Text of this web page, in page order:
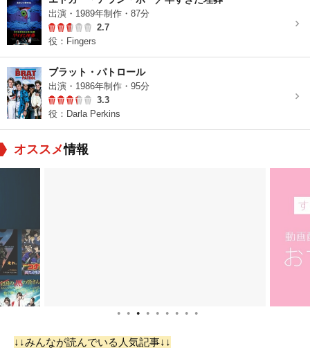
出演・1989年制作・87分
2.7
役：Fingers
ブラット・パトロール
出演・1986年制作・95分
3.3
役：Darla Perkins
オススメ情報
● ● ● ● ● ● ● ● ●
↓↓みんなが読んでいる人気記事↓↓